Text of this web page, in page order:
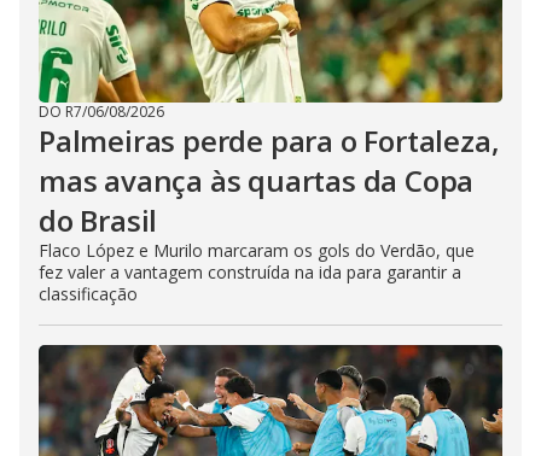
DO R7/06/08/2026
Palmeiras perde para o Fortaleza,
mas avança às quartas da Copa
do Brasil
Flaco López e Murilo marcaram os gols do Verdão, que
fez valer a vantagem construída na ida para garantir a
classificação